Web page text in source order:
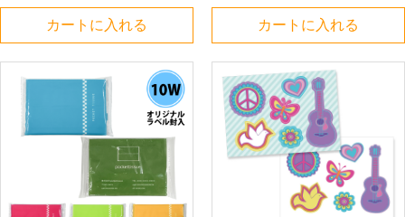
カートに入れる カートに入れる